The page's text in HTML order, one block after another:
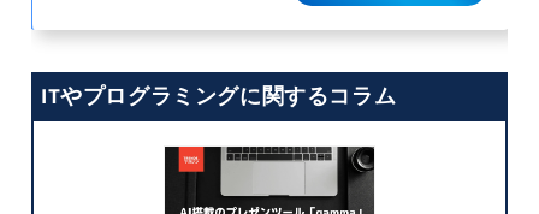
ITやプログラミングに関するコラム